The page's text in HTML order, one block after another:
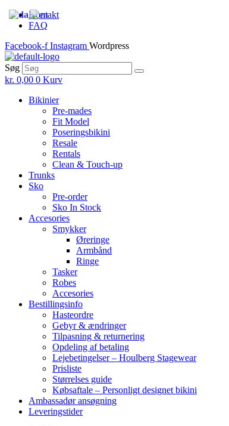
Skip
content
Kontakt
FAQ
Facebook-f Instagram Wordpress
Søg
kr. 0,00 0 Kurv
Bikinier
Pre-mades
Fit Model
Poseringsbikini
Resale
Rentals
Clean & Touch-up
Trunks
Sko
Pre-order
Sko In Stock
Accesories
Smykker
Øreringe
Armbånd
Ringe
Tasker
Robes
Accesories
Bestillingsinfo
Hasteordre
Gebyr & ændringer
Tilpasning & returnering
Opdeling af betaling
Lejebetingelser – Houlberg Stagewear
Prisliste
Størrelses guide
Købsaftale – Personligt designet bikini
Ambassadør ansøgning
Leveringstider